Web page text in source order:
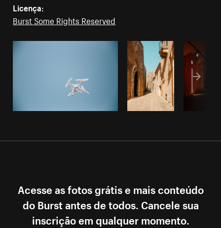
Licença:
Burst Some Rights Reserved
Acesse as fotos grátis e mais conteúdo
do Burst antes de todos. Cancele sua
inscrição em qualquer momento.